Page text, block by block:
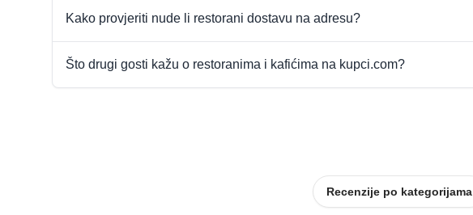
Kako provjeriti nude li restorani dostavu na adresu?
Što drugi gosti kažu o restoranima i kafićima na kupci.com?
Recenzije po kategorijama